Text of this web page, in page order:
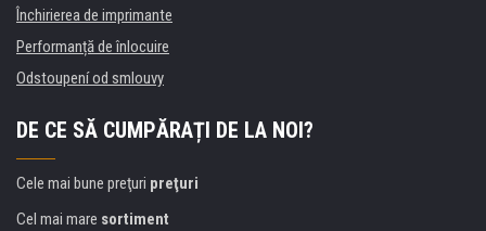
Închirierea de imprimante
Performanță de înlocuire
Odstoupení od smlouvy
DE CE SĂ CUMPĂRAȚI DE LA NOI?
Cele mai bune preţuri preţuri
Cel mai mare sortiment